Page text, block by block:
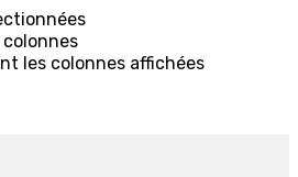
les colonnes affichées